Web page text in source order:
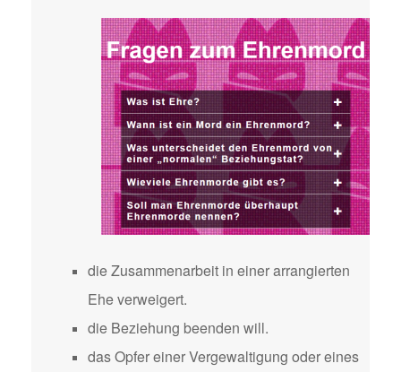
die Zusammenarbeit in einer arrangierten
Ehe verweigert.
die Beziehung beenden will.
das Opfer einer Vergewaltigung oder eines